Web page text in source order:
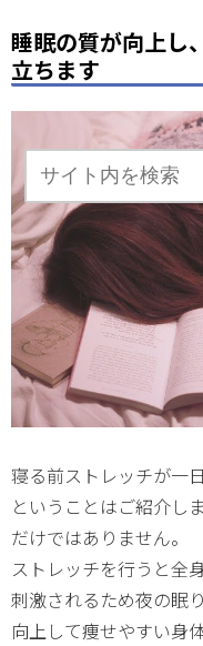
睡眠の質が向上し
立ちます
寝る前ストレッチが一
ということはご紹介し
だけではありません。
ストレッチを行うと全
刺激されるため夜の眠
向上して痩せやすい身